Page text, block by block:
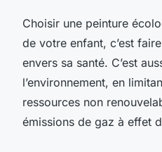
Choisir une peinture
de votre enfant, c’est
envers sa santé. C’est
l’environnement, en
ressources non
émissions de gaz à effet